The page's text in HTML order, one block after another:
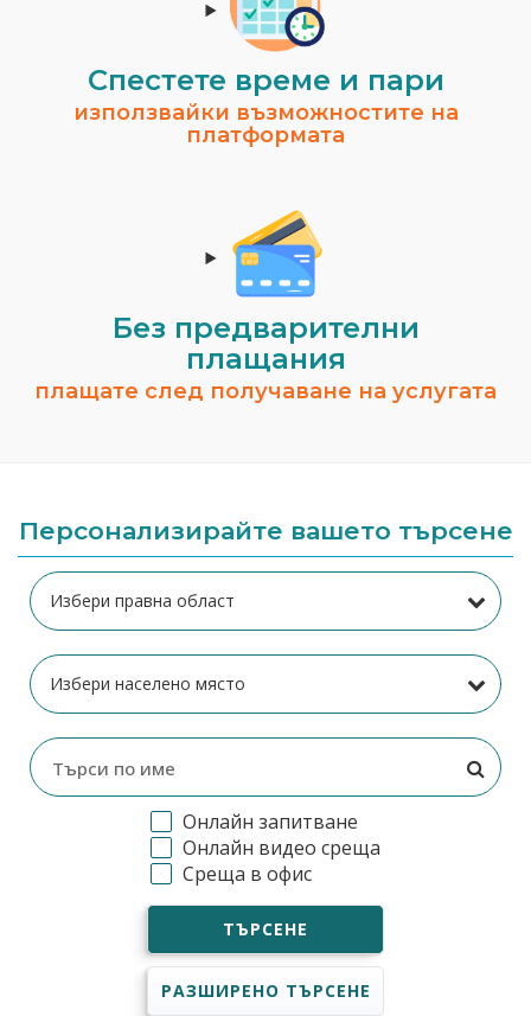
Спестeте време и пари
използвайки възможностите на
платформата
Без предварителни
плащания
плащате след получаване на услугата
Персонализирайте вашето търсене
Онлайн запитване
Онлайн видео среща
Среща в офис
ТЪРСЕНЕ
РАЗШИРЕНО ТЪРСЕНЕ